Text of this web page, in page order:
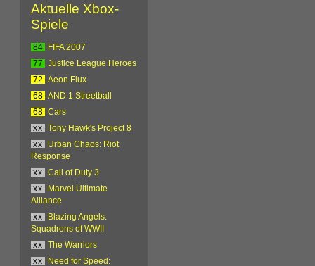
Aktuelle Xbox-
Spiele
84
FIFA 2007
77
Justice League Heroes
72
Aeon Flux
68
AND 1 Streetball
68
Cars
xx
Tony Hawk's Project 8
xx
Urban Chaos: Riot
Response
xx
Call of Duty 3
xx
Marvel Ultimate
Alliance
xx
Blazing Angels:
Squadrons of WWII
xx
The Warriors
xx
Need for Speed: